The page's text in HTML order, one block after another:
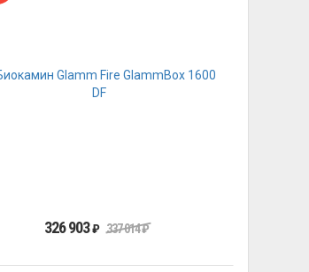
326 903₽ 337 014₽